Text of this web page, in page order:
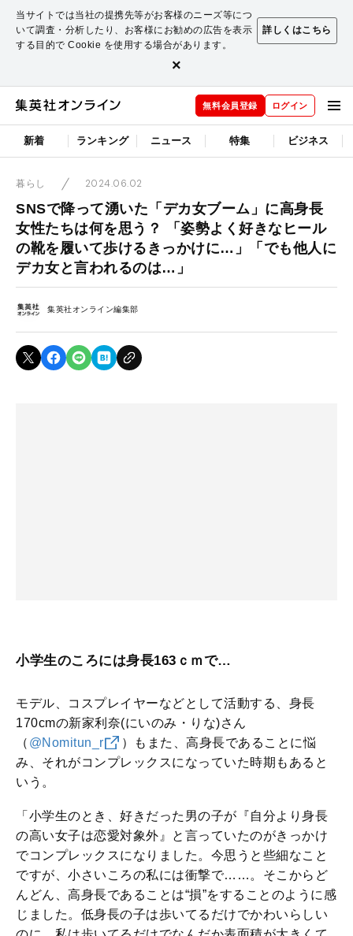
当サイトでは当社の提携先等がお客様のニーズ等につ
いて調査・分析したり、お客様にお勧めの広告を表示
する目的で Cookie を使用する場合があります。
詳しくはこちら
×
無料会員登録 ログイン
新着 ランキング ニュース 特集 ビジネス
暮らし 2024.06.02
SNSで降って湧いた「デカ女ブーム」に高身長
女性たちは何を思う？ 「姿勢よく好きなヒール
の靴を履いて歩けるきっかけに…」「でも他人に
デカ女と言われるのは…」
集英社オンライン編集部
小学生のころには身長163ｃｍで…
モデル、コスプレイヤーなどとして活動する、身長
170cmの新家利奈(にいのみ・りな)さん
（ @Nomitun_r
）もまた、高身長であることに悩
み、それがコンプレックスになっていた時期もあると
いう。
「小学生のとき、好きだった男の子が『自分より身長
の高い女子は恋愛対象外』と言っていたのがきっかけ
でコンプレックスになりました。今思うと些細なこと
ですが、小さいころの私には衝撃で……。そこからど
んどん、高身長であることは“損”をすることのように感
じました。低身長の子は歩いてるだけでかわいらしい